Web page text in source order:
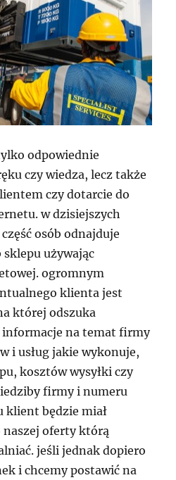
odpowiednie
czy wiedza, lecz także
czy dotarcie do
w dzisiejszych
osób odnajduje
sklepu używając
ogromnym
klienta jest
której odszuka
na temat firmy
i usług jakie wykonuje,
kosztów wysyłki czy
firmy i numeru
klient będzie miał
naszej oferty którą
jeśli jednak dopiero
i chcemy postawić na